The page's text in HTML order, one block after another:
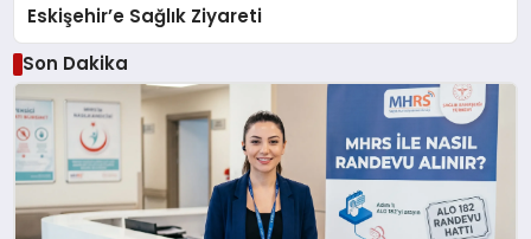
Eskişehir’e Sağlık Ziyareti
Son Dakika